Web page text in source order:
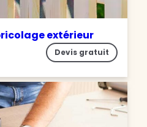
extérieur
Devis gratuit